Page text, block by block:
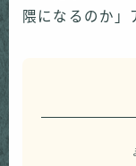
隈になるのか」